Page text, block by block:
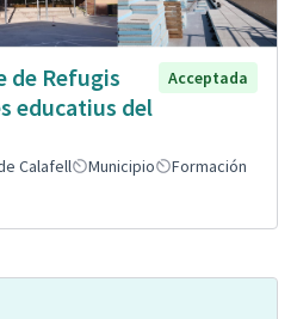
de Refugis
educatius del
Acceptada
Calafell Municipio
Formación